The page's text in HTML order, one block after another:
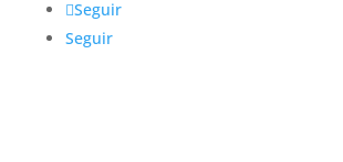
Seguir
Seguir